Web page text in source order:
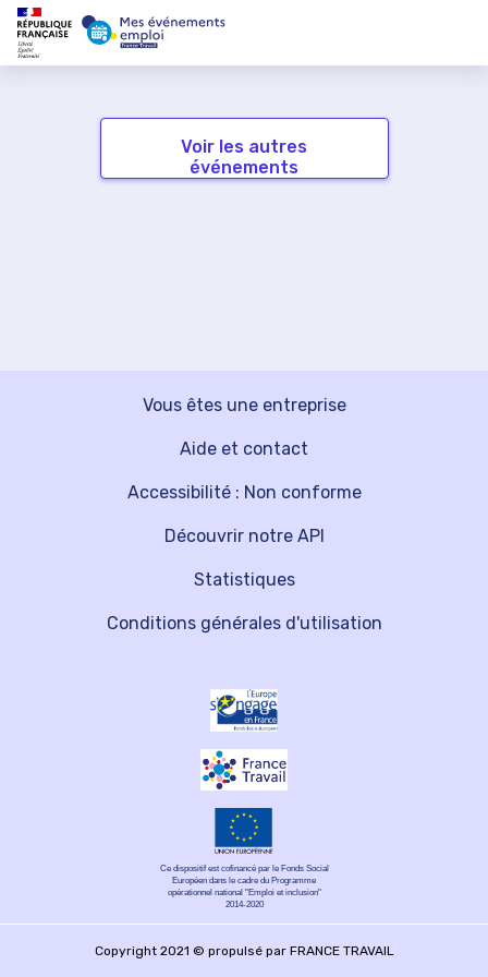
Voir les autres
événements
Vous êtes une entreprise
Découvrir notre API
Aide et contact
Statistiques
Accessibilité : Non conforme
Conditions générales d'utilisation
Ce dispositif est cofinancé par le Fonds Social
Européen dans le cadre du Programme
opérationnel national "Emploi et inclusion"
2014-2020
Copyright 2021 © propulsé par FRANCE TRAVAIL